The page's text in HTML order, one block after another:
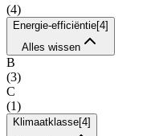
(4)
Energie-efficiëntie[4]
Alles wissen
B
(3)
C
(1)
Klimaatklasse[4]